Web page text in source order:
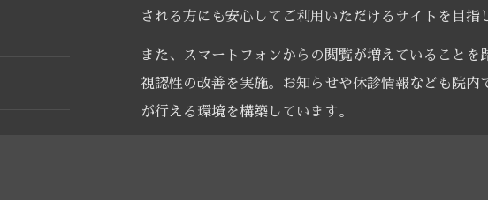
される方にも安心してご利用いただけるサイトを目指
また、スマートフォンからの閲覧が増えていること
視認性の改善を実施。お知らせや休診情報なども院
が行える環境を構築しています。